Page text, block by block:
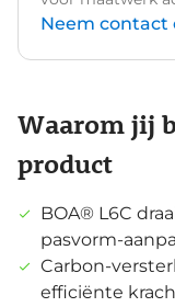
Neem contact
Waarom jij
product
BOA® L6C
efficiënte